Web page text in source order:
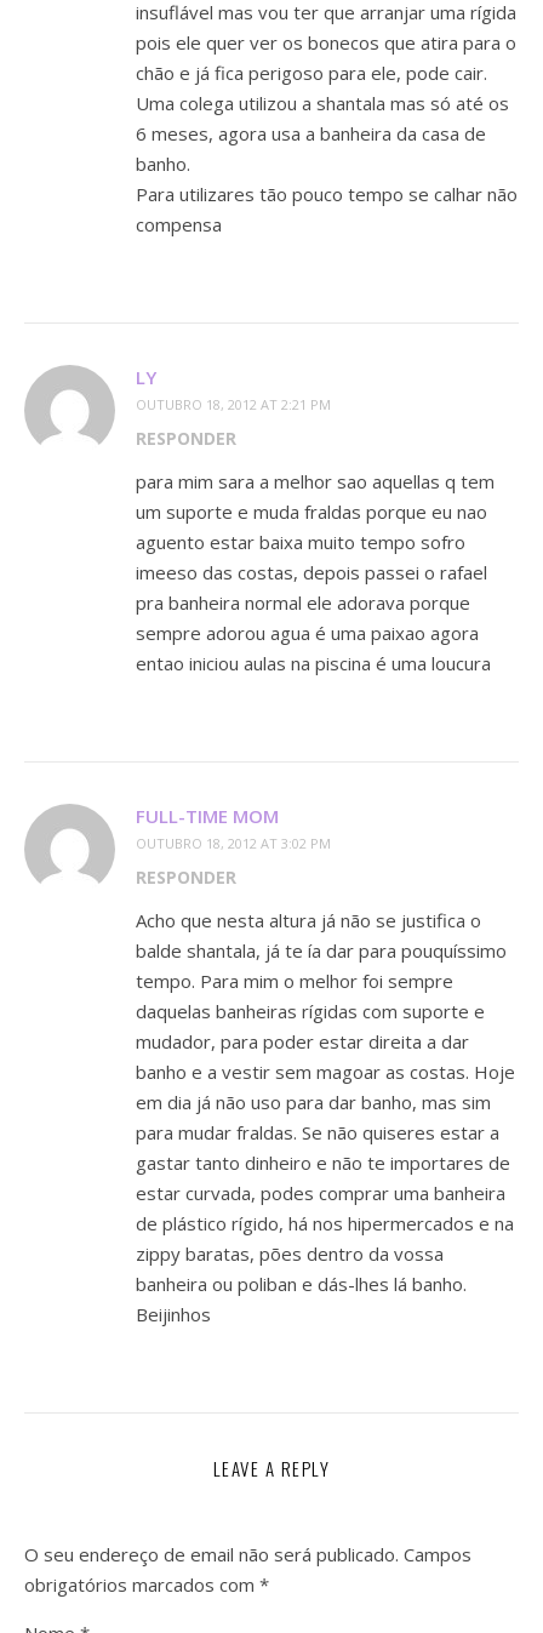
insuflável mas vou ter que arranjar uma rígida
pois ele quer ver os bonecos que atira para o
chão e já fica perigoso para ele, pode cair.
Uma colega utilizou a shantala mas só até os
6 meses, agora usa a banheira da casa de
banho.
Para utilizares tão pouco tempo se calhar não
compensa
LY
OUTUBRO 18, 2012 AT 2:21 PM
RESPONDER
para mim sara a melhor sao aquellas q tem
um suporte e muda fraldas porque eu nao
aguento estar baixa muito tempo sofro
imeeso das costas, depois passei o rafael
pra banheira normal ele adorava porque
sempre adorou agua é uma paixao agora
entao iniciou aulas na piscina é uma loucura
FULL-TIME MOM
OUTUBRO 18, 2012 AT 3:02 PM
RESPONDER
Acho que nesta altura já não se justifica o
balde shantala, já te ía dar para pouquíssimo
tempo. Para mim o melhor foi sempre
daquelas banheiras rígidas com suporte e
mudador, para poder estar direita a dar
banho e a vestir sem magoar as costas. Hoje
em dia já não uso para dar banho, mas sim
para mudar fraldas. Se não quiseres estar a
gastar tanto dinheiro e não te importares de
estar curvada, podes comprar uma banheira
de plástico rígido, há nos hipermercados e na
zippy baratas, pões dentro da vossa
banheira ou poliban e dás-lhes lá banho.
Beijinhos
LEAVE A REPLY
O seu endereço de email não será publicado. Campos
obrigatórios marcados com *